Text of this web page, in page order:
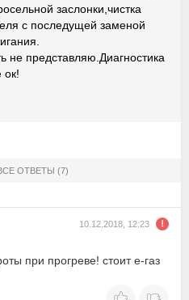
заслонки,чистка
с последущей заменой
не представляю.Диагностика
ок!
ОТВЕТЫ (7)
10.12.2018, 12:23
при прогреве! стоит е-газ